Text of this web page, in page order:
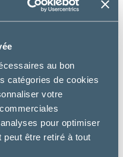
au bon
catégories de cookies
votre
pour optimiser
peut être retiré à tout